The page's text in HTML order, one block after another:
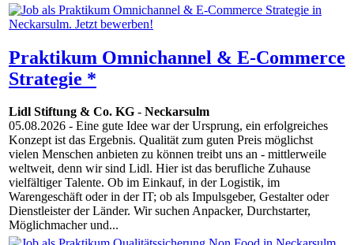
Praktikum Omnichannel & E-Commerce
Strategie *
Lidl Stiftung & Co. KG - Neckarsulm
05.08.2026 - Eine gute Idee war der Ursprung, ein erfolgreiches
Konzept ist das Ergebnis. Qualität zum guten Preis möglichst
vielen Menschen anbieten zu können treibt uns an - mittlerweile
weltweit, denn wir sind Lidl. Hier ist das berufliche Zuhause
vielfältiger Talente. Ob im Einkauf, in der Logistik, im
Warengeschäft oder in der IT; ob als Impulsgeber, Gestalter oder
Dienstleister der Länder. Wir suchen Anpacker, Durchstarter,
Möglichmacher und...